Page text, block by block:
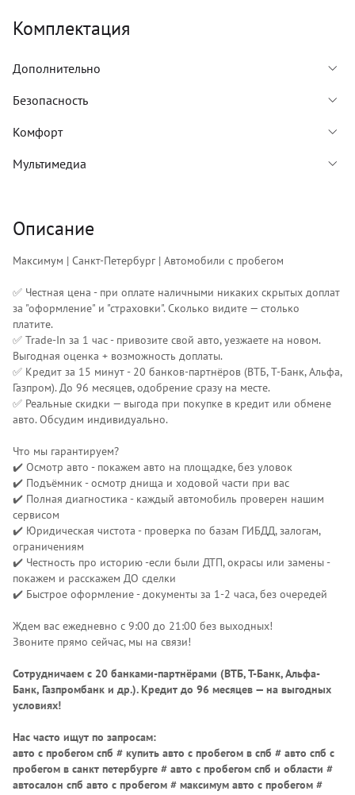
Комплектация
Дополнительно
Безопасность
Комфорт
Мультимедиа
Описание
Максимум | Санкт-Петербург | Автомобили с пробегом
✅ Честная цена - при оплате наличными никаких скрытых доплат
за "оформление" и "страховки". Сколько видите — столько
платите.
✅ Trade-In за 1 час - привозите свой авто, уезжаете на новом.
Выгодная оценка + возможность доплаты.
✅ Кредит за 15 минут - 20 банков-партнёров (ВТБ, Т-Банк, Альфа,
Газпром). До 96 месяцев, одобрение сразу на месте.
✅ Реальные скидки — выгода при покупке в кредит или обмене
авто. Обсудим индивидуально.
Что мы гарантируем?
✔️ Осмотр авто - покажем авто на площадке, без уловок
✔️ Подъёмник - осмотр днища и ходовой части при вас
✔️ Полная диагностика - каждый автомобиль проверен нашим
сервисом
✔️ Юридическая чистота - проверка по базам ГИБДД, залогам,
ограничениям
✔️ Честность про историю -если были ДТП, окрасы или замены -
покажем и расскажем ДО сделки
✔️ Быстрое оформление - документы за 1-2 часа, без очередей
Ждем вас ежедневно с 9:00 до 21:00 без выходных!
Звоните прямо сейчас, мы на связи!
Сотрудничаем с 20 банками-партнёрами (ВТБ, Т-Банк, Альфа-
Банк, Газпромбанк и др.). Кредит до 96 месяцев — на выгодных
условиях!
Нас часто ищут по запросам:
авто с пробегом спб # купить авто с пробегом в спб # авто спб с
пробегом в санкт петербурге # авто с пробегом спб и области #
автосалон спб авто с пробегом # максимум авто с пробегом #